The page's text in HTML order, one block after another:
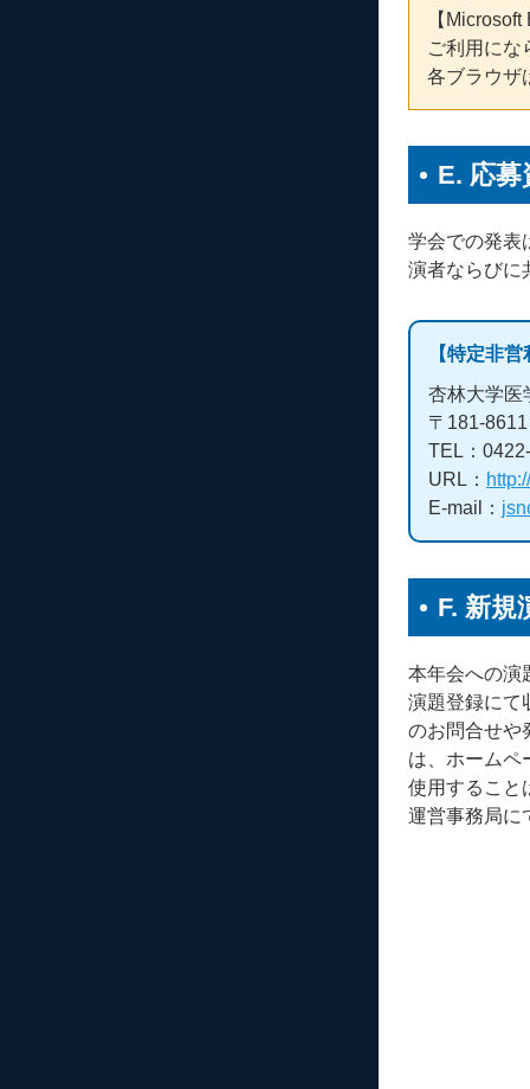
【
ご利用にな
各ブラウザ
E. 応募
学会での発表
演者ならびに
【特定非
杏林大学医
〒181-
TEL：
URL：
E-mail：
F. 新規
本年会への演
演題登録にて
のお問合せや
は、ホームペ
使用すること
運営事務局に